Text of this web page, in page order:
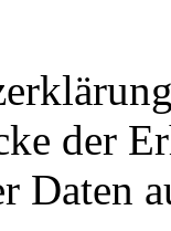
der
Daten